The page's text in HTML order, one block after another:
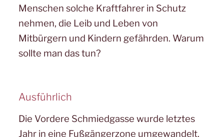
Menschen solche Kraftfahrer in Schutz
nehmen, die Leib und Leben von
Mitbürgern und Kindern gefährden. Warum
sollte man das tun?
Ausführlich
Die Vordere Schmiedgasse wurde letztes
Jahr in eine Fußgängerzone umgewandelt.